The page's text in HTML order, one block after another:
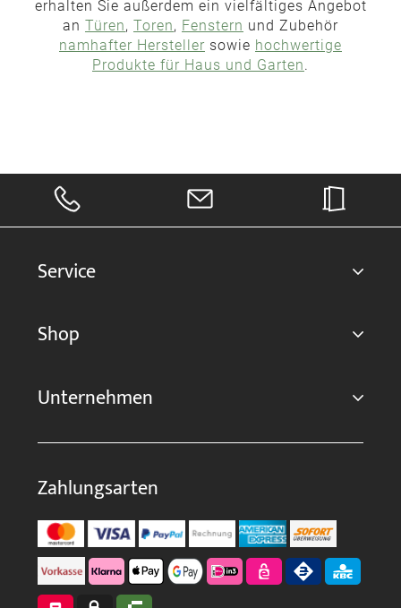
erhalten Sie außerdem ein vielfältiges Angebot
an Türen, Toren, Fenstern und Zubehör
namhafter Hersteller sowie hochwertige
Produkte für Haus und Garten.
Service
Shop
Unternehmen
Zahlungsarten